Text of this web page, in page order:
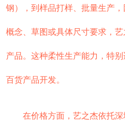
钢），到样品打样、批量生产
概念、草图或具体尺寸要求，
产品。这种柔性生产能力，特
百货产品开发。
在价格方面，艺之杰依托